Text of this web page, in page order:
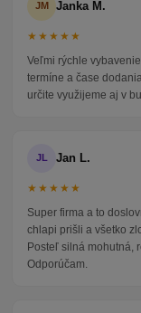
JM Janka M.
★★★★★
Veľmi rýchle
termíne a čase
určite využijeme aj v
JL Jan L.
★★★★★
Super firma a to
chlapi prišli a všetko
Posteľ silná mohutná,
Odporúčam.